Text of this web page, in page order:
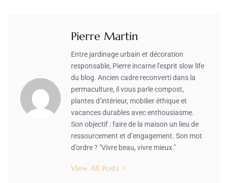
Pierre Martin
Entre jardinage urbain et décoration
responsable, Pierre incarne l'esprit slow life
du blog. Ancien cadre reconverti dans la
permaculture, il vous parle compost,
plantes d’intérieur, mobilier éthique et
vacances durables avec enthousiasme.
Son objectif : faire de la maison un lieu de
ressourcement et d’engagement. Son mot
d’ordre ? "Vivre beau, vivre mieux."
View All Posts >